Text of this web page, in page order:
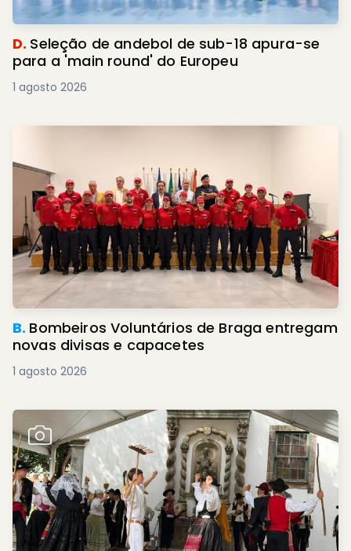
D. Seleção de andebol de sub-18 apura-se
para a 'main round' do Europeu
1 agosto 2026
B. Bombeiros Voluntários de Braga entregam
novas divisas e capacetes
1 agosto 2026